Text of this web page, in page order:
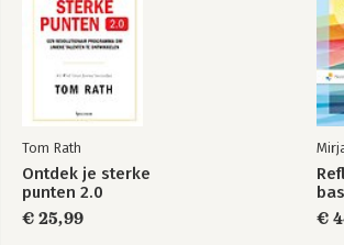
Index
Tom Rath
Ontdek je sterke
punten 2.0
€ 25,99
€